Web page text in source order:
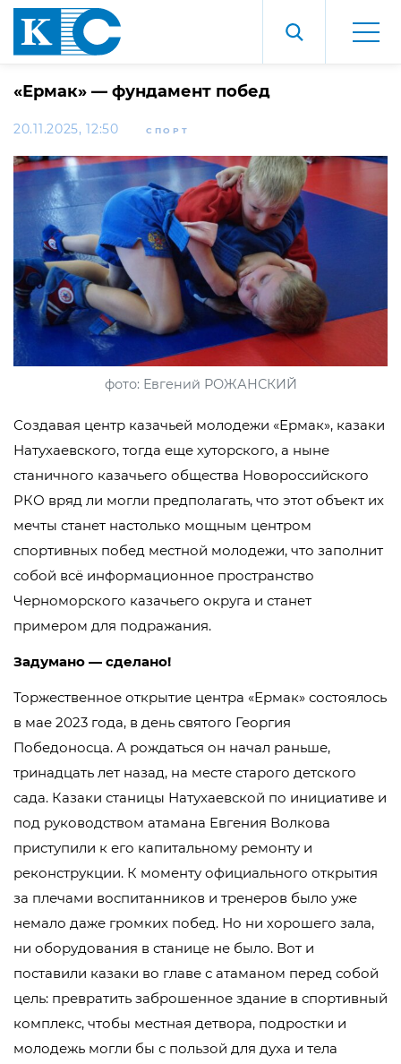
«Ермак» — фундамент побед
20.11.2025, 12:50 СПОРТ
фото: Евгений РОЖАНСКИЙ
Создавая центр казачьей молодежи «Ермак», казаки
Натухаевского, тогда еще хуторского, а ныне
станичного казачьего общества Новороссийского
РКО вряд ли могли предполагать, что этот объект их
мечты станет настолько мощным центром
спортивных побед местной молодежи, что заполнит
собой всё информационное пространство
Черноморского казачьего округа и станет
примером для подражания.
Задумано — сделано!
Торжественное открытие центра «Ермак» состоялось
в мае 2023 года, в день святого Георгия
Победоносца. А рождаться он начал раньше,
тринадцать лет назад, на месте старого детского
сада. Казаки станицы Натухаевской по инициативе и
под руководством атамана Евгения Волкова
приступили к его капитальному ремонту и
реконструкции. К моменту официального открытия
за плечами воспитанников и тренеров было уже
немало даже громких побед. Но ни хорошего зала,
ни оборудования в станице не было. Вот и
поставили казаки во главе с атаманом перед собой
цель: превратить заброшенное здание в спортивный
комплекс, чтобы местная детвора, подростки и
молодежь могли бы с пользой для духа и тела